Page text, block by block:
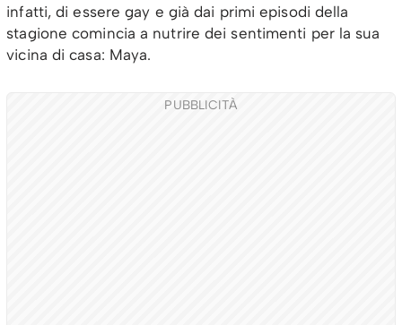
infatti, di essere gay e già dai primi episodi della
stagione comincia a nutrire dei sentimenti per la sua
vicina di casa: Maya.
PUBBLICITÀ